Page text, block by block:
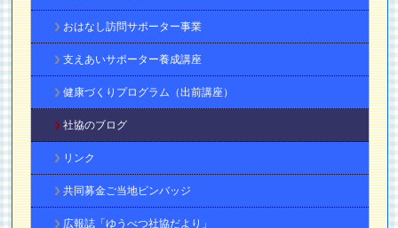
おはなし訪問サポーター事業
支えあいサポーター養成講座
健康づくりプログラム（出前講座）
社協のブログ
リンク
共同募金ご当地ピンバッジ
広報誌「ゆうべつ社協だより」